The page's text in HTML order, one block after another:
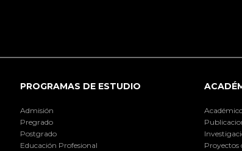
PROGRAMAS DE ESTUDIO
Admisión
Pregrado
Postgrado
Educación Profesional
Proyectos